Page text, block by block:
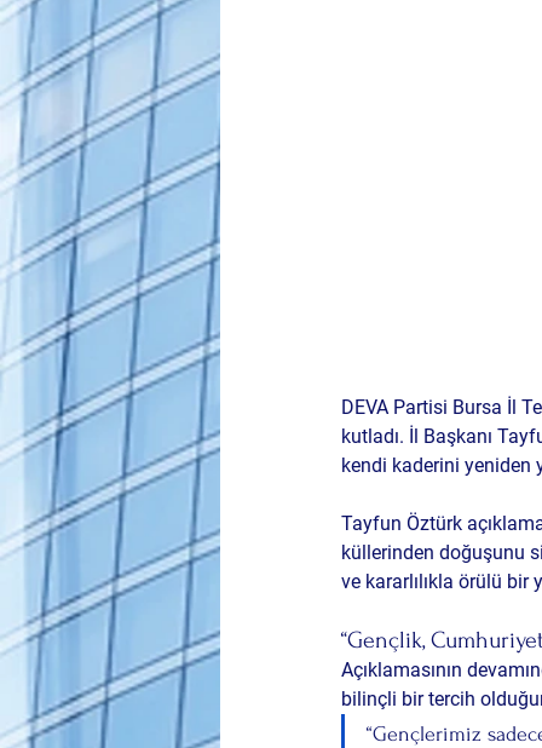
DEVA Partisi Bursa İl
kutladı. İl Başkanı
kendi kaderini yeniden
Tayfun Öztürk
küllerinden doğuşunu
ve kararlılıkla örülü bir
“Gençlik,
Açıklamasının
bilinçli bir tercih
“Gençlerimiz